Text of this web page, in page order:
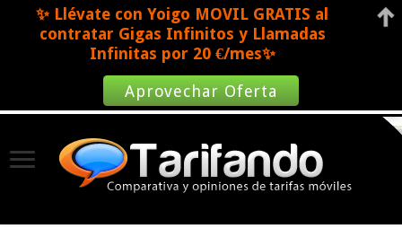
✨ Llévate con Yoigo MOVIL GRATIS al
contratar Gigas Infinitos y Llamadas
Infinitas por 20 €/mes✨
Aprovechar Oferta